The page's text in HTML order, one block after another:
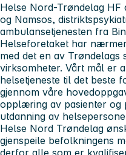
Helse Nord-Trøndelag HF
og Namsos,
ambulansetjenesten fra
Helseforetaket har
med det en av Trøndelags
virksomheter. Vårt mål er
helsetjeneste til det beste
gjennom våre
opplæring av pasienter og
utdanning av
Helse Nord Trøndelag
gjenspeile befolkningens
derfor alle som er